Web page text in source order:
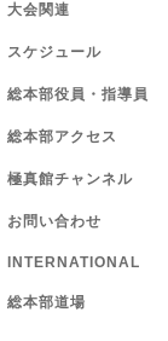
大会関連
スケジュール
総本部役員・指導員
総本部アクセス
極真館チャンネル
お問い合わせ
INTERNATIONAL
総本部道場